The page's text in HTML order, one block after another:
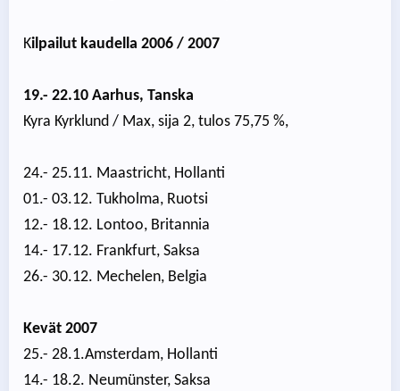
Kilpailut kaudella 2006 / 2007
19.- 22.10 Aarhus, Tanska
Kyra Kyrklund / Max, sija 2, tulos 75,75 %,
24.- 25.11. Maastricht, Hollanti
01.- 03.12. Tukholma, Ruotsi
12.- 18.12. Lontoo, Britannia
14.- 17.12. Frankfurt, Saksa
26.- 30.12. Mechelen, Belgia
Kevät 2007
25.- 28.1.Amsterdam, Hollanti
14.- 18.2. Neumünster, Saksa